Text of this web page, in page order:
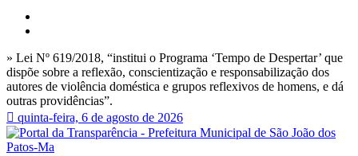
» Lei Nº 619/2018, “institui o Programa ‘Tempo de Despertar’ que
dispõe sobre a reflexão, conscientização e responsabilização dos
autores de violência doméstica e grupos reflexivos de homens, e dá
outras providências”.
quinta-feira, 6 de agosto de 2026